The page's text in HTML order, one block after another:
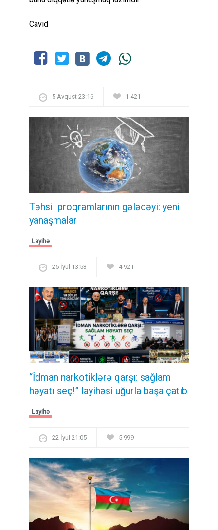
Cavid
5 Avqust 23:16 1 421
Təhsil proqramlarının gələcəyi: yeni
yanaşmalar
Layihə
25 İyul 13:53 4 921
“İdman narkotiklərə qarşı: sağlam
həyatı seç!” layihəsi uğurla başa çatıb
Layihə
22 İyul 21:05 5 999